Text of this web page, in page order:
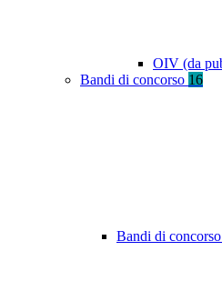
OIV (da
Bandi di concorso 16
Bandi di concorso